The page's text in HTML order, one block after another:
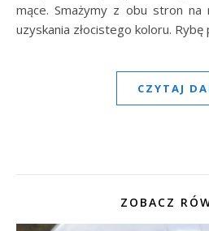
mące. Smażymy z obu stron
uzyskania złocistego koloru.
CZYTAJ
ZOBACZ